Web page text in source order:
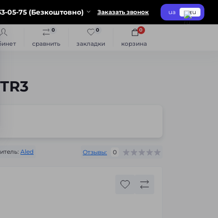
05-75 (Безкоштовно) Заказать звонок ua ru
сравнить
0
закладки
0
корзина
0
Aled Отзывы: 0